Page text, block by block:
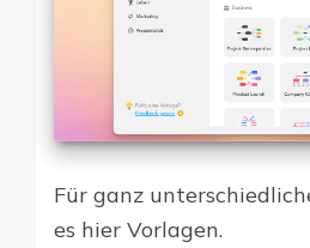
Für ganz
es hier Vorlagen.